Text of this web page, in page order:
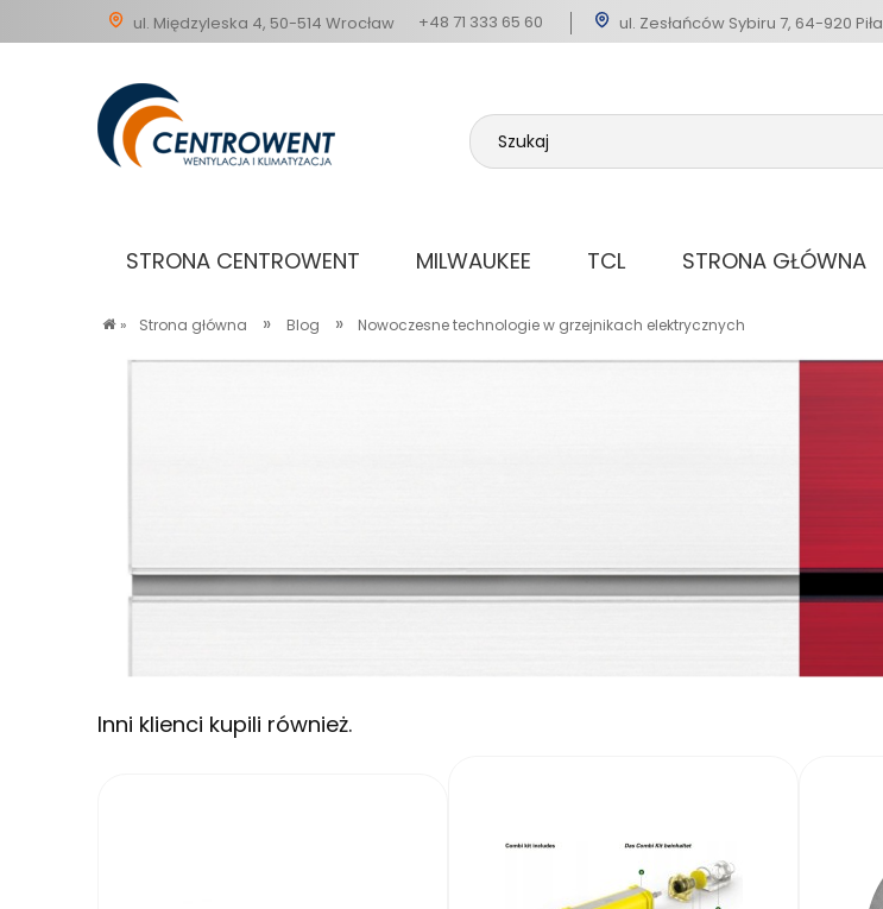
ul. Międzyleska 4, 50-514 Wrocław +48 71 333 65 60 ul. Zesłańców Sybiru 7, 64-920 Piła
STRONA CENTROWENT MILWAUKEE TCL STRONA GŁÓWNA
» Strona główna » Blog » Nowoczesne technologie w grzejnikach elektrycznych
Inni klienci kupili również.